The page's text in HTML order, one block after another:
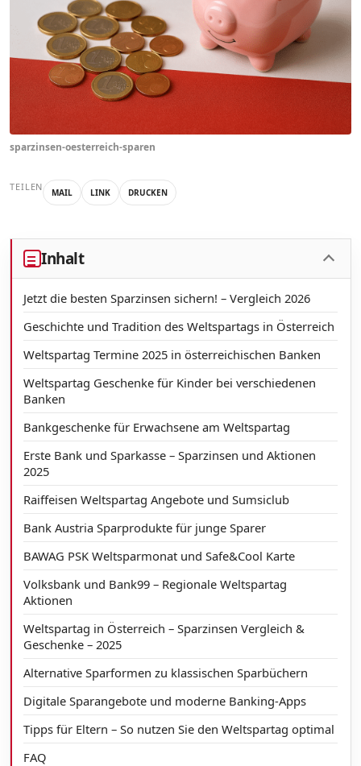
sparzinsen-oesterreich-sparen
TEILEN MAIL LINK DRUCKEN
Inhalt
Jetzt die besten Sparzinsen sichern! – Vergleich 2026
Geschichte und Tradition des Weltspartags in Österreich
Weltspartag Termine 2025 in österreichischen Banken
Weltspartag Geschenke für Kinder bei verschiedenen
Banken
Bankgeschenke für Erwachsene am Weltspartag
Erste Bank und Sparkasse – Sparzinsen und Aktionen
2025
Raiffeisen Weltspartag Angebote und Sumsiclub
Bank Austria Sparprodukte für junge Sparer
BAWAG PSK Weltsparmonat und Safe&Cool Karte
Volksbank und Bank99 – Regionale Weltspartag
Aktionen
Weltspartag in Österreich – Sparzinsen Vergleich &
Geschenke – 2025
Alternative Sparformen zu klassischen Sparbüchern
Digitale Sparangebote und moderne Banking-Apps
Tipps für Eltern – So nutzen Sie den Weltspartag optimal
FAQ